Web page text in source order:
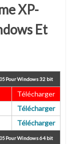
XP-
Et
PourWindows 32 bit
Télécharger
Télécharger
Télécharger
PourWindows 64 bit